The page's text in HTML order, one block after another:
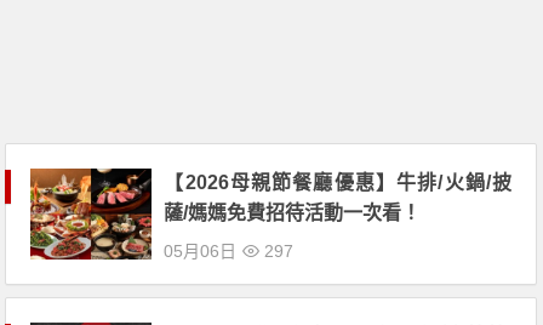
【2026母親節餐廳優惠】牛排/火鍋/披
薩/媽媽免費招待活動一次看！
05月06日 297